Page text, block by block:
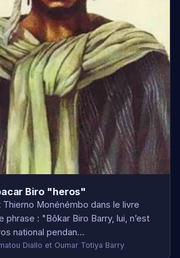
Biro "heros"
Thierno Monénémbo dans le livre
phrase : "Bôkar Biro Barry, lui, n’est
national pendan…
Diallo et Oumar Totiya Barry